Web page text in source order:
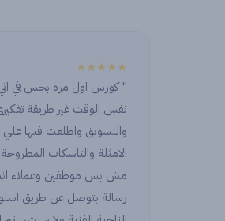
★★★★★
" كورس اول مره بحس في
نفس الوقت غير طريقة تفكيري
والتسويق واطلعت فيها
الامثلة والتاسكات
مش بس موظفين وعملاء
رسالة بتوصل عن طريق